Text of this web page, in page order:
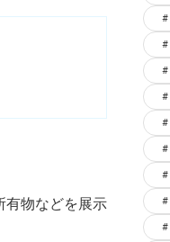
有物などを展示